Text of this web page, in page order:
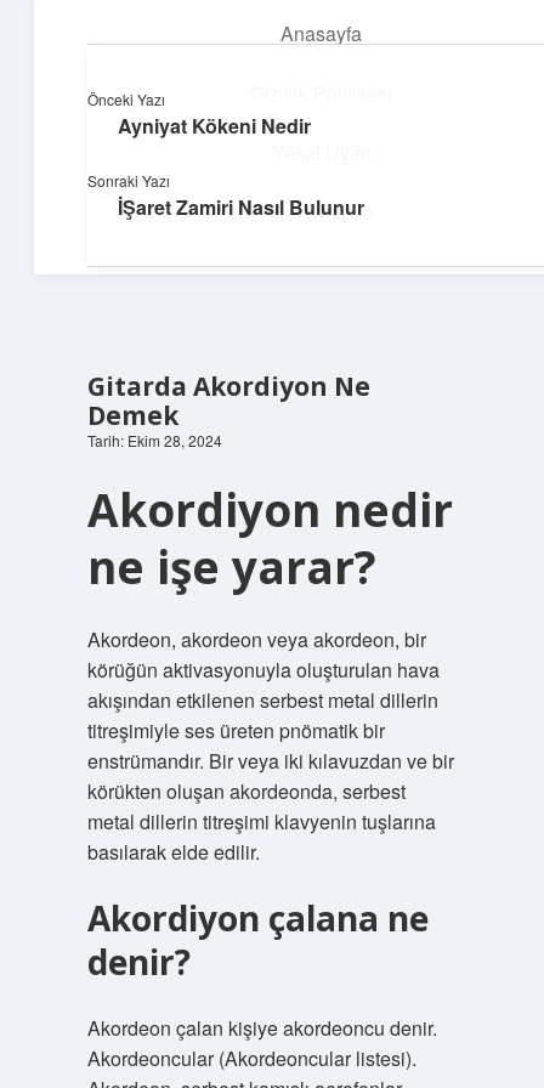
Anasayfa
Hakkımızda
Enerji Dolu Fikirler
Hayatına güç katan neşeli öneriler!
Gitarda Akordiyon Ne
Demek
Tarih: Ekim 28, 2024
Akordiyon nedir
ne işe yarar?
Akordeon, akordeon veya akordeon, bir
körüğün aktivasyonuyla oluşturulan hava
akışından etkilenen serbest metal dillerin
titreşimiyle ses üreten pnömatik bir
enstrümandır. Bir veya iki kılavuzdan ve bir
körükten oluşan akordeonda, serbest
metal dillerin titreşimi klavyenin tuşlarına
basılarak elde edilir.
Akordiyon çalana ne
denir?
Akordeon çalan kişiye akordeoncu denir.
Akordeoncular (Akordeoncular listesi).
Önceki Yazı
Ayniyat Kökeni Nedir
Sonraki Yazı
İŞaret Zamiri Nasıl Bulunur